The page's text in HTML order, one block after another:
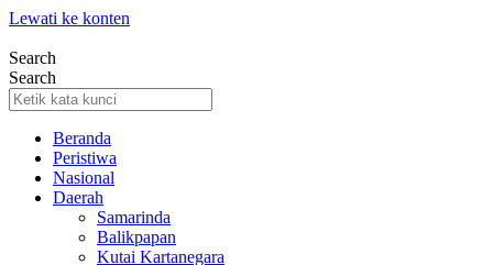
Lewati ke konten
Search
Search
Beranda
Peristiwa
Nasional
Daerah
Samarinda
Balikpapan
Kutai Kartanegara